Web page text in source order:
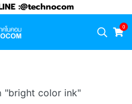
:@technocom
0
"bright color ink"